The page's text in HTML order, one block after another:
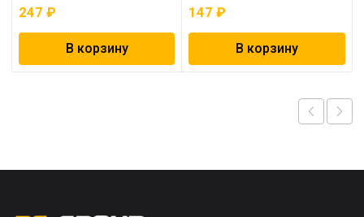
247 ₽
В корзину
147₽
В корзину